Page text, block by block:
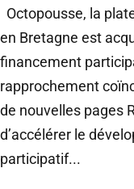
Octopousse, la
en Bretagne est
financement
rapprochement
de nouvelles pages
d’accélérer le
participatif...